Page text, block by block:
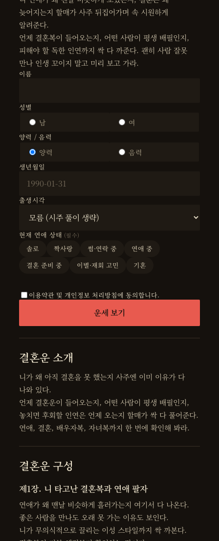
늦어지는지 할매가 사주 뒤집어가며 속 시원하게
알려준다.
언제 결혼복이 들어오는지, 어떤 사람이 평생 배필인지,
피해야 할 독한 인연까지 싹 다 까준다. 괜히 사람 잘못
만나 인생 꼬이지 말고 미리 보고 가라.
이름
성별
남 여
양력 / 음력
양력 음력
생년월일
출생시각
현재 연애 상태 (필수)
솔로 짝사랑 썸·연락 중
연애 중
결혼 준비 중
이별·재회 고민 기혼
이용약관 및 개인정보 처리방침에 동의합니다.
운세 보기
결혼운 소개
니가 왜 아직 결혼을 못 했는지 사주엔 이미 이유가 다
나와 있다.
언제 결혼운이 들어오는지, 어떤 사람이 평생 배필인지,
놓치면 후회할 인연은 언제 오는지 할매가 싹 다 풀어준다.
연애, 결혼, 배우자복, 자녀복까지 한 번에 확인해 봐라.
결혼운 구성
제1장. 니 타고난 결혼복과 연애 팔자
연애가 왜 맨날 비슷하게 흘러가는지 여기서 다 나온다.
좋은 사람을 만나도 오래 못 가는 이유도 보인다.
니가 무의식적으로 끌리는 이성 스타일까지 싹 까본다.